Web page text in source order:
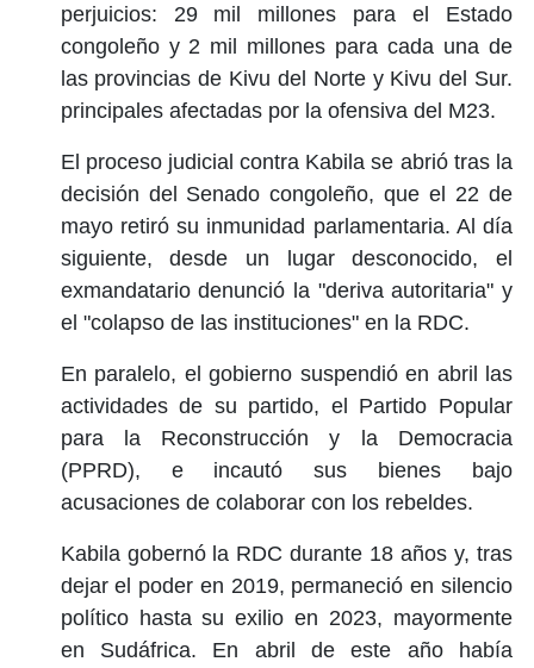
perjuicios: 29 mil millones para el Estado
congoleño y 2 mil millones para cada una de
las provincias de Kivu del Norte y Kivu del Sur.
principales afectadas por la ofensiva del M23.
El proceso judicial contra Kabila se abrió tras la
decisión del Senado congoleño, que el 22 de
mayo retiró su inmunidad parlamentaria. Al día
siguiente, desde un lugar desconocido, el
exmandatario denunció la "deriva autoritaria" y
el "colapso de las instituciones" en la RDC.
En paralelo, el gobierno suspendió en abril las
actividades de su partido, el Partido Popular
para la Reconstrucción y la Democracia
(PPRD), e incautó sus bienes bajo
acusaciones de colaborar con los rebeldes.
Kabila gobernó la RDC durante 18 años y, tras
dejar el poder en 2019, permaneció en silencio
político hasta su exilio en 2023, mayormente
en Sudáfrica. En abril de este año había